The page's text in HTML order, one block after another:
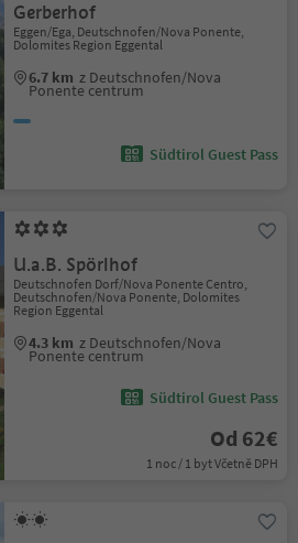
Gerberhof
Eggen/Ega, Deutschnofen/Nova Ponente,
Dolomites Region Eggental
6.7 km z Deutschnofen/Nova
Ponente centrum
Südtirol Guest Pass
U.a.B. Spörlhof
Deutschnofen Dorf/Nova Ponente Centro,
Deutschnofen/Nova Ponente, Dolomites
Region Eggental
4.3 km z Deutschnofen/Nova
Ponente centrum
Südtirol Guest Pass
Od 62€
1 noc / 1 byt Včetně DPH